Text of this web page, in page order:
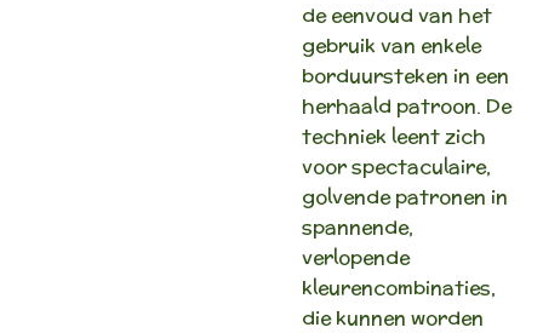
de eenvoud van het
gebruik van enkele
borduursteken in een
herhaald patroon. De
techniek leent zich
voor spectaculaire,
golvende patronen in
spannende,
verlopende
kleurencombinaties,
die kunnen worden